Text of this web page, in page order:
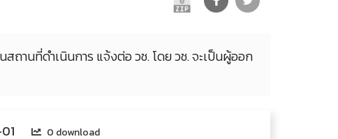
ถานที่ดําเนินการ แจ้งต่อ วช. โดย วช. จะเป็นผู้ออก
0 download